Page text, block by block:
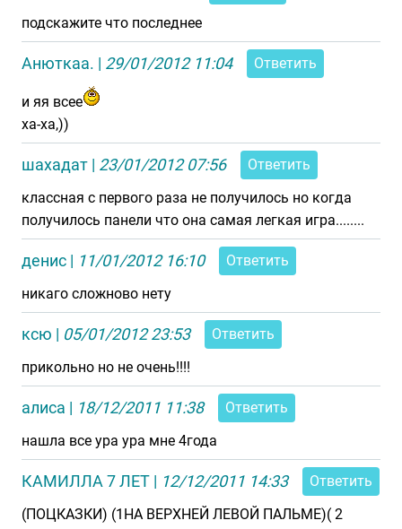
подскажите что последнее
Анюткаа. | 29/01/2012 11:04 Ответить
и яя всее
ха-ха,))
шахадат | 23/01/2012 07:56
Ответить
классная с первого раза не получилось но когда
получилось панели что она самая легкая игра........
денис | 11/01/2012 16:10
Ответить
никаго сложново нету
ксю | 05/01/2012 23:53
Ответить
прикольно но не очень!!!!
алиса | 18/12/2011 11:38
Ответить
нашла все ура ура мне 4года
КАМИЛЛА 7 ЛЕТ | 12/12/2011 14:33
Ответить
(ПОЦКАЗКИ) (1НА ВЕРХНЕЙ ЛЕВОЙ ПАЛЬМЕ)( 2